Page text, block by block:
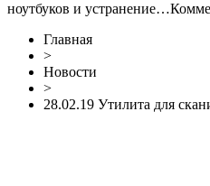
ноутбуков и устранение…
Главная
>
Новости
>
28.02.19 Утилита для